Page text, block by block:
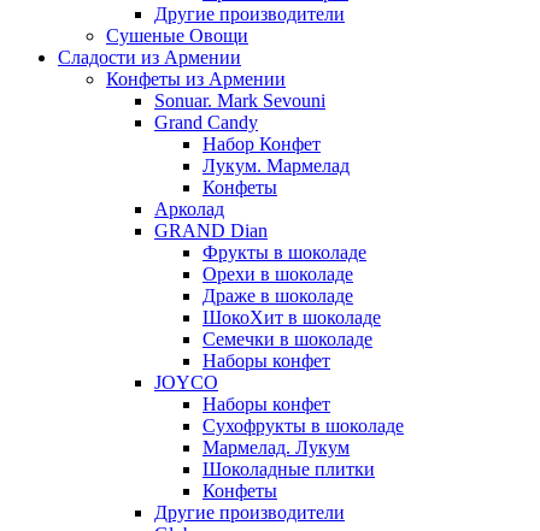
Другие производители
Сушеные Овощи
Сладости из Армении
Конфеты из Армении
Sonuar. Mark Sevouni
Grand Candy
Набор Конфет
Лукум. Мармелад
Конфеты
Арколад
GRAND Dian
Фрукты в шоколаде
Орехи в шоколаде
Драже в шоколаде
ШокоХит в шоколаде
Семечки в шоколаде
Наборы конфет
JOYCO
Наборы конфет
Сухофрукты в шоколаде
Мармелад. Лукум
Шоколадные плитки
Конфеты
Другие производители